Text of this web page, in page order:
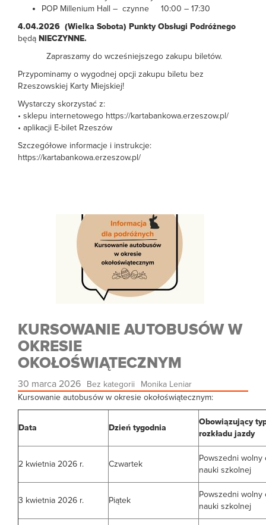
POP Millenium Hall – czynne 10:00 – 17:30
4.04.2026 (Wielka Sobota) Punkty Obsługi Podróżnego
będą NIECZYNNE.
Zapraszamy do wcześniejszego zakupu biletów.
Przypominamy o wygodnej opcji zakupu biletu bez
Rzeszowskiej Karty Miejskiej!
Wystarczy skorzystać z:
• sklepu internetowego https://kartabankowa.erzeszow.pl/
• aplikacji E-bilet Rzeszów
Szczegółowe informacje i instrukcje:
https://kartabankowa.erzeszow.pl/
KURSOWANIE AUTOBUSÓW W
OKRESIE
OKOŁOŚWIĄTECZNYM
30 marca 2026 Bez kategorii
Monika Leniar
Kursowanie autobusów w okresie okołoświątecznym:
Data Dzień tygodnia
Obowiązujący
rozkładu jazdy
2 kwietnia 2026 r. Czwartek
Powszedni wolny
nauki szkolnej
3 kwietnia 2026 r. Piątek
Powszedni wolny
nauki szkolnej